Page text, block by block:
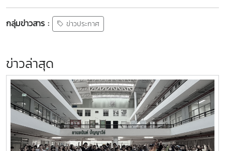
กลุ่มข่าวสาร : ข่าวประกาศ
ข่าวล่าสุด